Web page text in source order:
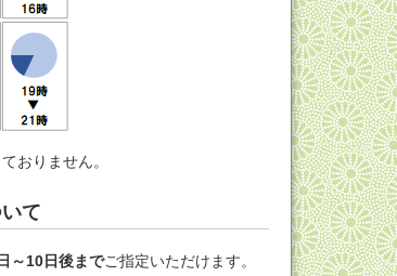
おりません。
て
～10日後までご指定いただけます。